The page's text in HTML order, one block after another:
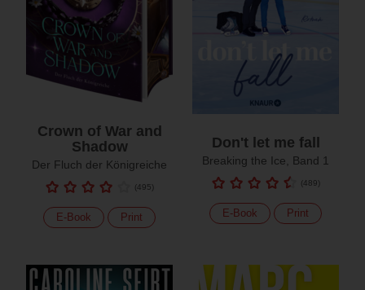
Crown of War and
Shadow
Der Fluch der Königreiche
(495)
E-Book Print
Don't let me fall
Breaking the Ice, Band 1
(489)
E-Book Print